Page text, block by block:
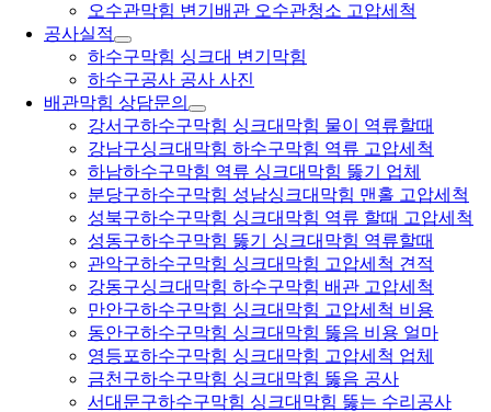
오수관막힘 변기배관 오수관청소 고압세척
공사실적
하수구막힘 싱크대 변기막힘
하수구공사 공사 사진
배관막힘 상담문의
강서구하수구막힘 싱크대막힘 물이 역류할때
강남구싱크대막힘 하수구막힘 역류 고압세척
하남하수구막힘 역류 싱크대막힘 뚫기 업체
분당구하수구막힘 성남싱크대막힘 맨홀 고압세척
성북구하수구막힘 싱크대막힘 역류 할때 고압세척
성동구하수구막힘 뚫기 싱크대막힘 역류할때
관악구하수구막힘 싱크대막힘 고압세척 견적
강동구싱크대막힘 하수구막힘 배관 고압세척
만안구하수구막힘 싱크대막힘 고압세척 비용
동안구하수구막힘 싱크대막힘 뚫음 비용 얼마
영등포하수구막힘 싱크대막힘 고압세척 업체
금천구하수구막힘 싱크대막힘 뚫음 공사
서대문구하수구막힘 싱크대막힘 뚫는 수리공사